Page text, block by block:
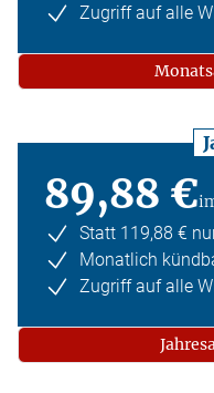
Zugriff auf alle
89,88 €
Statt 119,88 €
Monatlich
Zugriff auf alle